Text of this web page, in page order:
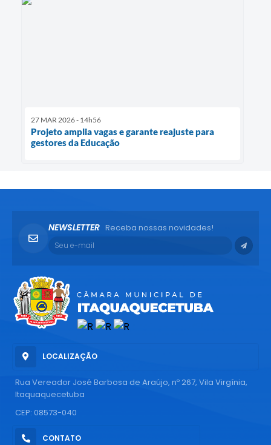
27 MAR 2026 - 14h56
Projeto amplia vagas e garante reajuste para
gestores da Educação
LOCALIZAÇÃO
Rua Vereador José Barbosa de Araújo, nº 267, Vila Virgínia,
Itaquaquecetuba
CEP: 08573-040
CONTATO
NEWSLETTER Receba nossas novidades!